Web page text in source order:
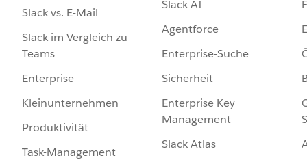
Slack vs. E-Mail
Slack im Vergleich zu
Teams
Enterprise
Kleinunternehmen
Produktivität
Task-Management
Slack AI
Agentforce
Enterprise-Suche
Sicherheit
Enterprise Key
Management
Slack Atlas